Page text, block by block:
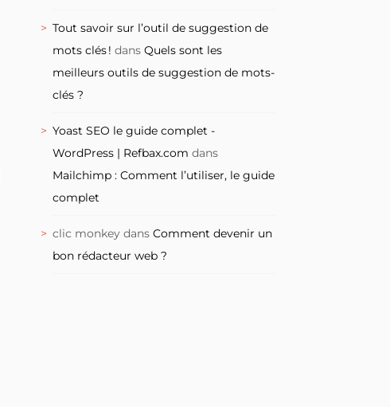
Tout savoir sur l’outil de suggestion de
mots clés ! dansQuels sont les
meilleurs outils de suggestion de mots-
clés ?
Yoast SEO le guide complet -
WordPress | Refbax.com dans
Mailchimp : Comment l’utiliser, le guide
complet
clic monkey dansComment devenir un
bon rédacteur web ?